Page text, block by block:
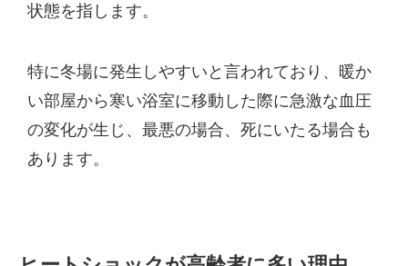
状態を指します。
特に冬場に発生しやすいと言われており、暖か
い部屋から寒い浴室に移動した際に急激な血圧
の変化が生じ、最悪の場合、死にいたる場合も
あります。